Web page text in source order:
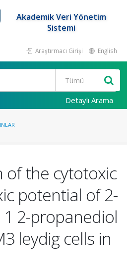
Akademik Veri Yönetim
Sistemi
Araştırmacı Girişi English
Detaylı Arama
of the cytotoxic
potential of 2-
2-propanediol
leydig cells in